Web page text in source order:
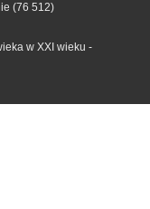
(76 512)
w XXI wieku -